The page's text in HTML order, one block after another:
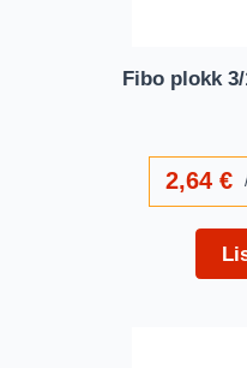
Fibo plokk 3/
2,64€